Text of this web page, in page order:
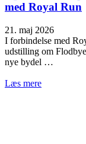
med Royal Run
21. maj 2026
I forbindelse med
udstilling om
nye bydel …
Læs mere